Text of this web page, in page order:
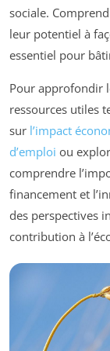
sociale.
leur potentiel à
essentiel pour
Pour approfondir
ressources utiles
sur l’impact
d’emploi ou
comprendre
financement et
des perspectives
contribution à